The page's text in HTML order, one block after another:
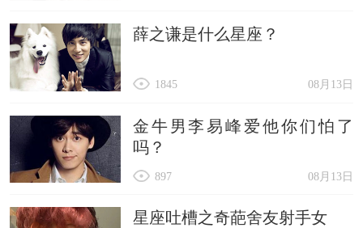
薛之谦是什么星座？
08月13日
1845
金牛男李易峰爱他你们怕了
吗？
08月13日
897
星座吐槽之奇葩舍友射手女